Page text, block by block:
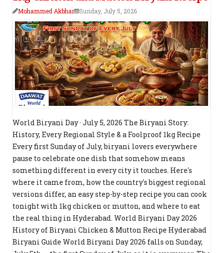
Mohammed Akbhar Sunday, July 5, 2026
World Biryani Day · July 5, 2026 The Biryani Story:
History, Every Regional Style & a Foolproof 1kg Recipe
Every first Sunday of July, biryani lovers everywhere
pause to celebrate one dish that somehow means
something different in every city it touches. Here's
where it came from, how the country's biggest regional
versions differ, an easy step-by-step recipe you can cook
tonight with 1kg chicken or mutton, and where to eat
the real thing in Hyderabad. World Biryani Day 2026
History of Biryani Chicken & Mutton Recipe Hyderabad
Biryani Guide World Biryani Day 2026 falls on Sunday,